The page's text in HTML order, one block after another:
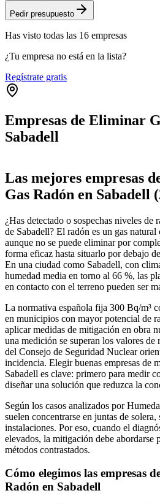
Pedir presupuesto
Has visto todas las 16 empresas
¿Tu empresa no está en la lista?
Regístrate gratis
Empresas de Eliminar
Sabadell
+
−
Las mejores empresas
Gas Radón en Sabadell
¿Has detectado o sospechas niveles
de Sabadell? El radón es un gas natural
aunque no se puede eliminar por
forma eficaz hasta situarlo por debajo
En una ciudad como Sabadell, con
humedad media en torno al 66 %, las
en contacto con el terreno pueden ser
La normativa española fija 300 Bq/m³
en municipios con mayor potencial de
aplicar medidas de mitigación en obra
una medición se superan los valores
del Consejo de Seguridad Nuclear
incidencia. Elegir buenas empresas de
Sabadell es clave: primero para medir
diseñar una solución que reduzca la
Según los casos analizados por
suelen concentrarse en juntas de solera,
instalaciones. Por eso, cuando el
elevados, la mitigación debe abordarse
métodos contrastados.
Cómo elegimos las empresas
Radón en Sabadell